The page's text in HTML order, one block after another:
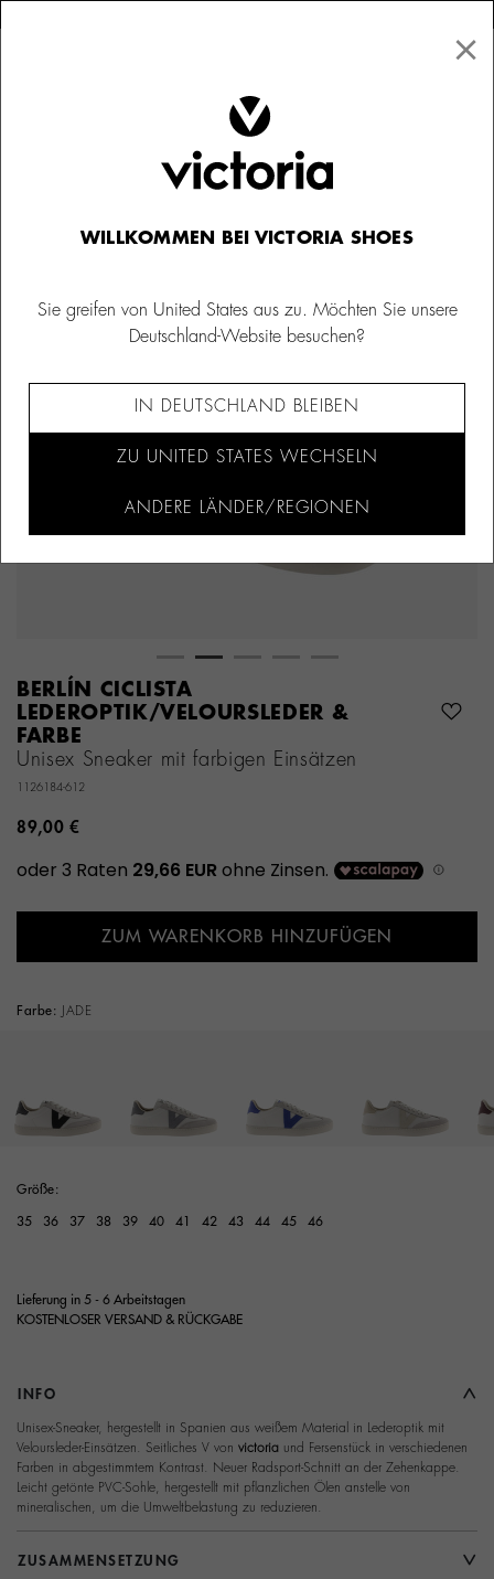
BERLÍN CICLISTA
LEDEROPTIK/VELOURSLEDER &
FARBE
Unisex Sneaker mit farbigen Einsätzen
1126184-612
89,00 €
ZUM WARENKORB HINZUFÜGEN
Farbe: JADE
Größe:
35 36 37 38 39 40 41 42 43 44 45 46
Lieferung in 5 - 6 Arbeitstagen
KOSTENLOSER VERSAND & RÜCKGABE
INFO
Unisex-Sneaker, hergestellt in Spanien aus weißem Material in Lederoptik mit
Veloursleder-Einsätzen. Seitliches V von victoria und Fersenstück in verschiedenen
Farben in abgestimmtem Kontrast. Neuer Radsport-Schnitt an der Zehenkappe.
Leicht getönte PVC-Sohle, hergestellt mit pflanzlichen Ölen anstelle von
mineralischen, um die Umweltbelastung zu reduzieren.
ZUSAMMENSETZUNG
×
WILLKOMMEN BEI VICTORIA SHOES
Sie greifen von United States aus zu. Möchten Sie unsere
Deutschland-Website besuchen?
IN DEUTSCHLAND BLEIBEN
ZU UNITED STATES WECHSELN
ANDERE LÄNDER/REGIONEN